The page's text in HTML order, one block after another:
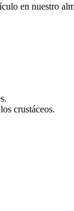
en nuestro
crustáceos.